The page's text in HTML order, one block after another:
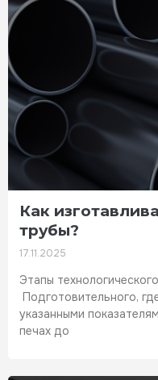
Как
трубы?
17.11.2025
Этапы
Подготовительного,
указанными
печах до